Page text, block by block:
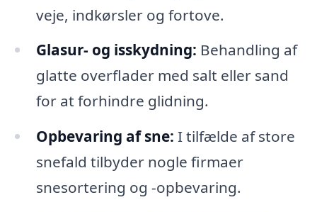
veje, indkørsler og fortove.
Glasur- og isskydning: Behandling af
glatte overflader med salt eller sand
for at forhindre glidning.
Opbevaring af sne: I tilfælde af store
snefald tilbyder nogle firmaer
snesortering og -opbevaring.